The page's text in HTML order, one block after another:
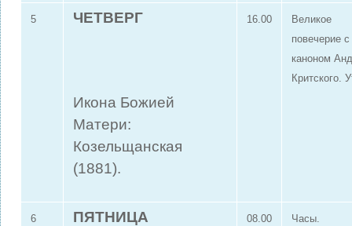
5 ЧЕТВЕРГ
Икона Божией
Матери:
Козельщанская
(1881).
16.00
Великое
повечерие с
каноном
Критского.
6 ПЯТНИЦА 08.00
Часы.